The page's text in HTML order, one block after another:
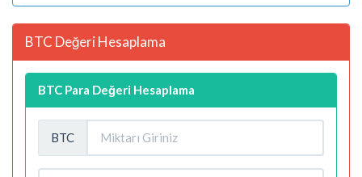
BTC Değeri Hesaplama
BTC Para Değeri Hesaplama
BTC